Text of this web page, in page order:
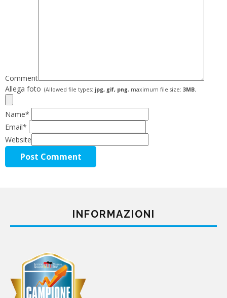
Comment
Allega foto (Allowed file types: jpg, gif, png, maximum file size: 3MB.
Name*
Email*
Website
INFORMAZIONI